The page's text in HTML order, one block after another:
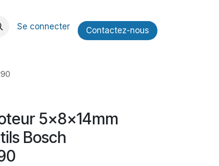
Se connecter Contactez​​-nous
5x8x14mm
Bosch